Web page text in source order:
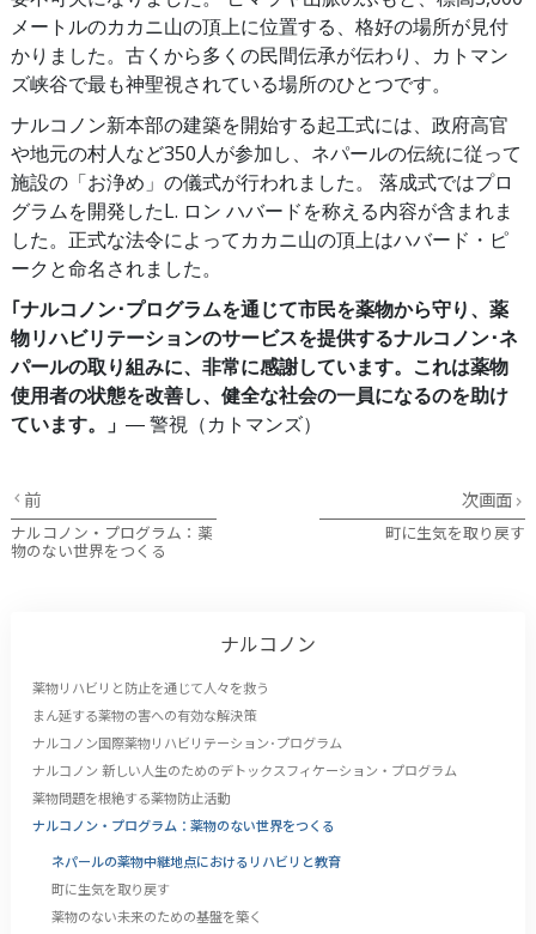
メートルのカカニ山の頂上に位置する、格好の場所が見付
かりました。古くから多くの民間伝承が伝わり、カトマン
ズ峡谷で最も神聖視されている場所のひとつです。
ナルコノン新本部の建築を開始する起工式には、政府高官
や地元の村人など350人が参加し、ネパールの伝統に従って
施設の「お浄め」の儀式が行われました。 落成式ではプロ
グラムを開発したL. ロン ハバードを称える内容が含まれま
した。正式な法令によってカカニ山の頂上はハバード・ピ
ークと命名されました。
｢ナルコノン･プログラムを通じて市民を薬物から守り、薬
物リハビリテーションのサービスを提供するナルコノン･ネ
パールの取り組みに、非常に感謝しています。これは薬物
使用者の状態を改善し、健全な社会の一員になるのを助け
ています。」 ― 警視（カトマンズ）
前
ナルコノン・プログラム：薬
物のない世界をつくる
次画面
町に生気を取り戻す
ナルコノン
薬物リハビリと防止を通じて人々を救う
まん延する薬物の害への有効な解決策
ナルコノン国際薬物リハビリテーション･プログラム
ナルコノン 新しい人生のためのデトックスフィケーション・プログラム
薬物問題を根絶する薬物防止活動
ナルコノン・プログラム：薬物のない世界をつくる
ネパールの薬物中継地点におけるリハビリと教育
町に生気を取り戻す
薬物のない未来のための基盤を築く